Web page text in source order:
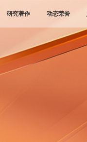
研究著作 动态荣誉